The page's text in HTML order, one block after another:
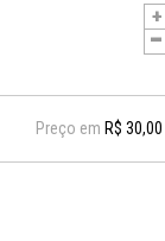
+
-
Preço em R$ 30,00